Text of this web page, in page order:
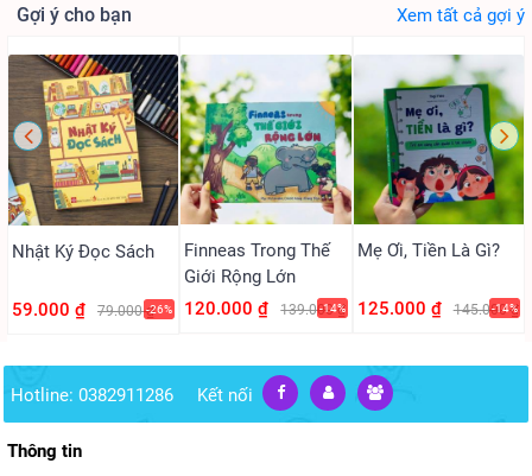
Gợi ý cho bạn Xem tất cả gợi ý
Nhật Ký Đọc Sách
59.000 ₫ 79.000 ₫-26%
Finneas Trong Thế
Giới Rộng Lớn
120.000 ₫
139.000 ₫
-14%
Mẹ Ơi, Tiền Là Gì?
125.000 ₫ 145.000 ₫
-14%
Hotline: 0382911286 Kết nối
Thông tin